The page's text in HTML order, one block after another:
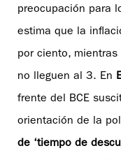
preocupación para
estima que la
por ciento,
no lleguen al 3. En
frente del BCE
orientación de la
de ‘tiempo de